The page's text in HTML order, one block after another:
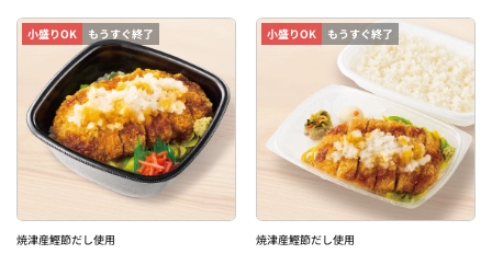
小盛りOK もうすぐ終了
焼津産鰹節だし使用
小盛りOK もうすぐ終了
焼津産鰹節だし使用